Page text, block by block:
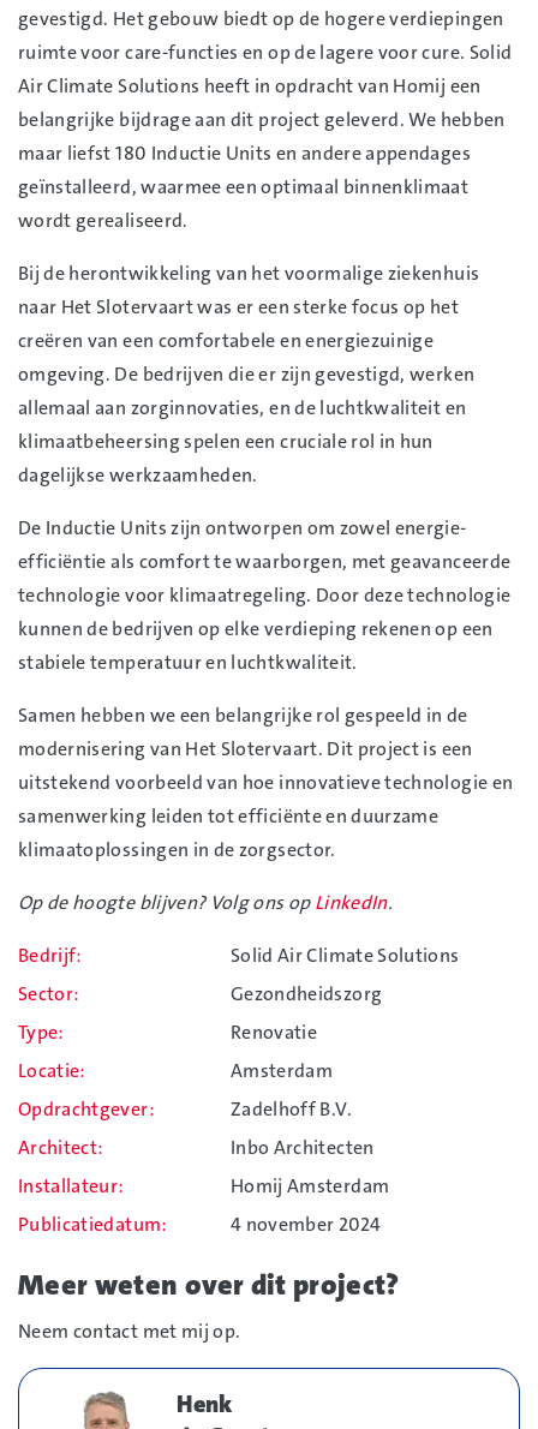
gevestigd. Het gebouw biedt op de hogere verdiepingen
ruimte voor care-functies en op de lagere voor cure. Solid
Air Climate Solutions heeft in opdracht van Homij een
belangrijke bijdrage aan dit project geleverd. We hebben
maar liefst 180 Inductie Units en andere appendages
geïnstalleerd, waarmee een optimaal binnenklimaat
wordt gerealiseerd.
Bij de herontwikkeling van het voormalige ziekenhuis
naar Het Slotervaart was er een sterke focus op het
creëren van een comfortabele en energiezuinige
omgeving. De bedrijven die er zijn gevestigd, werken
allemaal aan zorginnovaties, en de luchtkwaliteit en
klimaatbeheersing spelen een cruciale rol in hun
dagelijkse werkzaamheden.
De Inductie Units zijn ontworpen om zowel energie-
efficiëntie als comfort te waarborgen, met geavanceerde
technologie voor klimaatregeling. Door deze technologie
kunnen de bedrijven op elke verdieping rekenen op een
stabiele temperatuur en luchtkwaliteit.
Samen hebben we een belangrijke rol gespeeld in de
modernisering van Het Slotervaart. Dit project is een
uitstekend voorbeeld van hoe innovatieve technologie en
samenwerking leiden tot efficiënte en duurzame
klimaatoplossingen in de zorgsector.
Op de hoogte blijven? Volg ons opLinkedIn.
Bedrijf
Solid Air Climate Solutions
Sector
Gezondheidszorg
Type
Renovatie
Locatie
Amsterdam
Opdrachtgever
Zadelhoff B.V.
Architect
Inbo Architecten
Installateur
Homij Amsterdam
Publicatiedatum
4 november 2024
Meer weten over dit project?
Neem contact met mij op.
Henk